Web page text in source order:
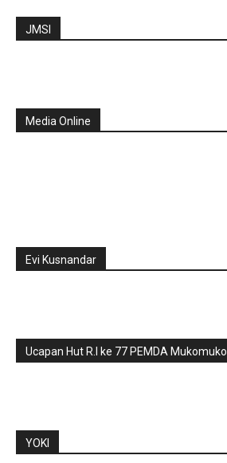
JMSI
Media Online
Evi Kusnandar
Ucapan Hut R.I ke 77 PEMDA Mukomuko
YOKI